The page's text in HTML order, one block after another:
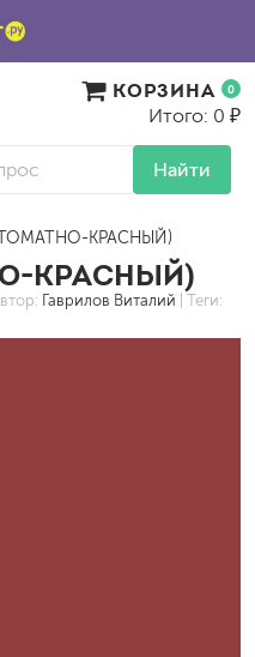
Найти
КОРЗИНА 0
Итого: 0 ₽
(ТОМАТНО-КРАСНЫЙ)
КРАСНЫЙ)
Гаврилов Виталий | Теги: